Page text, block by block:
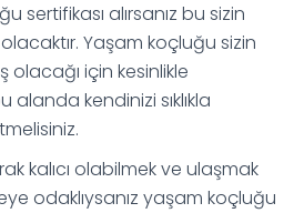
sertifikası alırsanız bu sizin
Yaşam koçluğu sizin
olacağı için kesinlikle
alanda kendinizi sıklıkla
kalıcı olabilmek ve ulaşmak
odaklıysanız yaşam koçluğu